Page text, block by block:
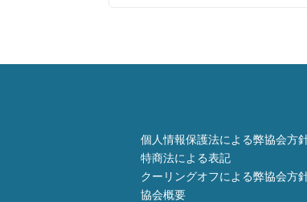
個人情報保護法による弊協会方
特商法による表記
クーリングオフによる弊協会方
協会概要